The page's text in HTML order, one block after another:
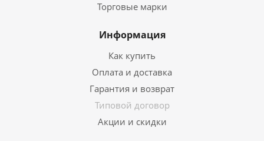
Торговые марки
Информация
Как купить
Оплата и доставка
Гарантия и возврат
Типовой договор
Акции и скидки